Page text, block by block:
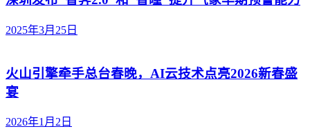
2025年3月25日
火山引擎牵手总台春晚，AI云技术点亮2026新春盛
宴
2026年1月2日